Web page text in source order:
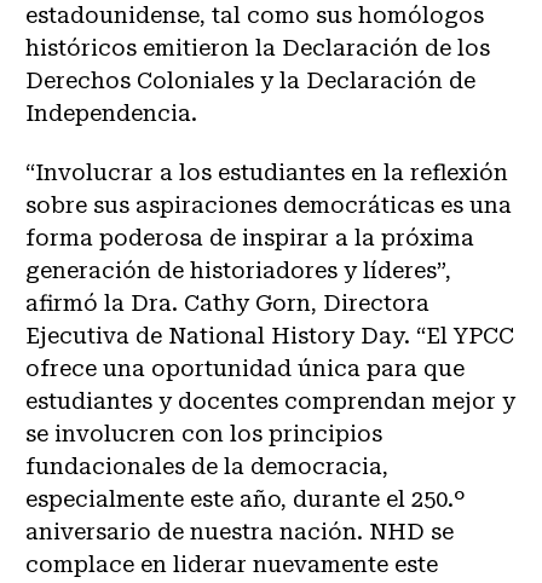
estadounidense, tal como sus homólogos
históricos emitieron la Declaración de los
Derechos Coloniales y la Declaración de
Independencia.
“Involucrar a los estudiantes en la reflexión
sobre sus aspiraciones democráticas es una
forma poderosa de inspirar a la próxima
generación de historiadores y líderes”,
afirmó la Dra. Cathy Gorn, Directora
Ejecutiva de National History Day. “El YPCC
ofrece una oportunidad única para que
estudiantes y docentes comprendan mejor y
se involucren con los principios
fundacionales de la democracia,
especialmente este año, durante el 250.º
aniversario de nuestra nación. NHD se
complace en liderar nuevamente este